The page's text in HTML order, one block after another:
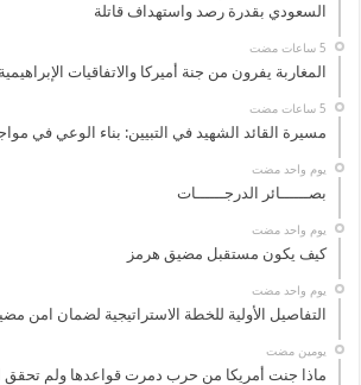
السعودي بقدرة رصد واستهداف قاتلة
المغاربة يفرون من جنة أميركا والاتفاقيات
مسيرة القائد الشهيد في التبيين: بناء الوعي في
‏يوم واحد مضت
بصــــــائر الدرجــــــات
‏يوم واحد مضت
كيف يكون مستقبل مضيق هرمز
‏يوم واحد مضت
التفاصيل الأولية للخطة الاستراتيجية لضمان امن
‏يومين مضت
ماذا جنت أمريكا من حرب دمرت قواعدها ولم تحقق